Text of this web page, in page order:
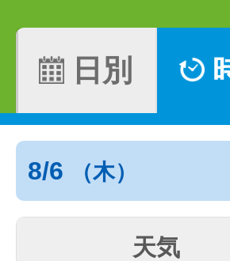
日別
8/6 （木）
天気